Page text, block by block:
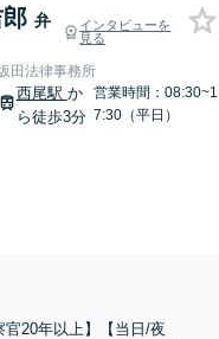
弁
インタビューを
見る
田法律事務所
西尾駅 か
ら徒歩3分
営業時間：08:30~1
7:30（平日）
官20年以上】【当日/夜